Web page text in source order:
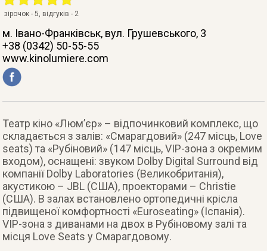
зірочок -5, відгуків - 2
м. Івано-Франківськ, вул. Грушевського, 3
+38 (0342) 50-55-55
www.kinolumiere.com
Театр кіно «Люм’єр» – відпочинковий комплекс, що
складається з залів: «Смарагдовий» (247 місць, Love
seats) та «Рубіновий» (147 місць, VIP-зона з окремим
входом), оснащені: звуком Dolby Digital Surround від
компанії Dolby Laboratories (Великобританія),
акустикою – JBL (США), проекторами – Christie
(США). В залах встановлено ортопедичні крісла
підвищеної комфортності «Euroseating» (Іспанія).
VIP-зона з диванами на двох в Рубіновому залі та
місця Love Seats у Смарагдовому.